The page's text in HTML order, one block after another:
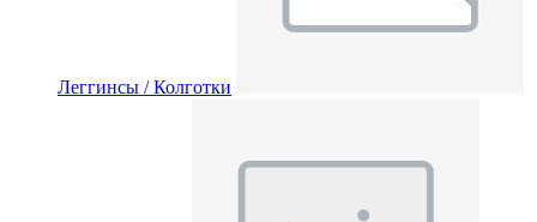
Леггинсы / Колготки